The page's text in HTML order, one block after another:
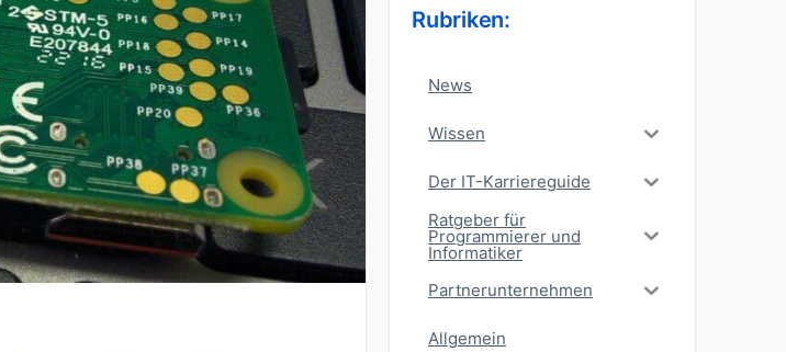
Rubriken:
News
Wissen
Der IT-Karriereguide
Ratgeber für
Programmierer und
Informatiker
Partnerunternehmen
Allgemein